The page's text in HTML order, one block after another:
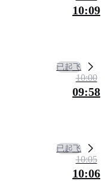
10:09
已起飞
10:00
09:58
已起飞
10:05
10:06